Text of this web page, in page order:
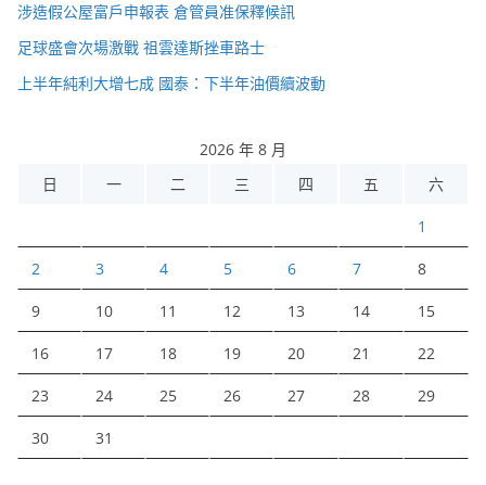
涉造假公屋富戶申報表 倉管員准保釋候訊
足球盛會次場激戰 祖雲達斯挫車路士
上半年純利大增七成 國泰：下半年油價續波動
2026 年 8 月
日
一 二 三 四 五 六
1
2 3 4 5 6 7 8
9 10 11 12 13 14 15
16 17 18 19 20 21 22
23 24 25 26 27 28 29
30 31